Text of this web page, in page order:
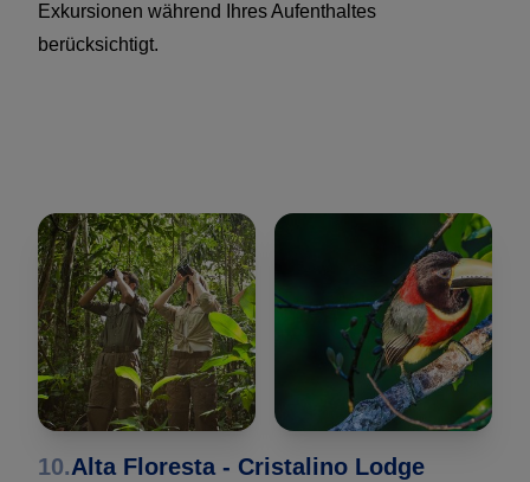
Exkursionen während Ihres Aufenthaltes
berücksichtigt.
10.Alta Floresta - Cristalino Lodge